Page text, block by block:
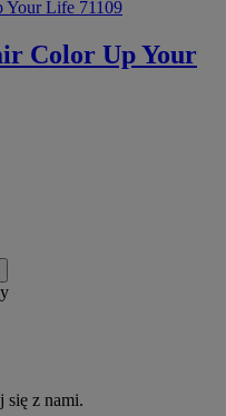
Color Up Your
się z nami.